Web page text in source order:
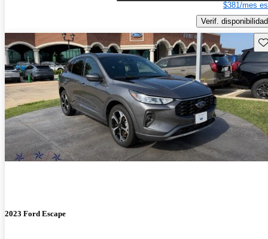
$381/mes
Verif. disponibilidad
2023 Ford Escape